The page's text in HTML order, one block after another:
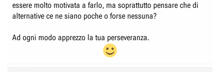
essere molto motivata a farlo, ma soprattutto pensare che di
alternative ce ne siano poche o forse nessuna?
Ad ogni modo apprezzo la tua perseveranza.